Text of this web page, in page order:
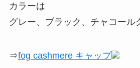
カラーは
グレー、ブラック、チャコール
⇒fog cashmere キャップ